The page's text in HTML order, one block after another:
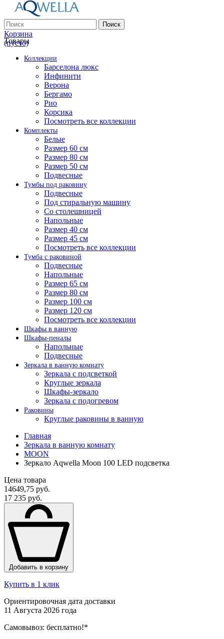
Поиск
Корзина
(пусто)
Товары
Коллекции
Барселона люкс
Инфинити
Верона
Бергамо
Рио
Корсика
Посмотреть все коллекции
Комплекты
Белые
Размер 60 см
Размер 80 см
Размер 50 см
Подвесные
Тумбы под раковину
Подвесные
Под стиральную машину
Со столешницей
Напольные
Размер 40 см
Размер 45 см
Посмотреть все коллекции
Тумба с раковиной
Подвесные
Напольные
Размер 65 см
Размер 80 см
Размер 100 см
Размер 120 см
Посмотреть все коллекции
Шкафы в ванную
Шкафы-пеналы
Напольные
Подвесные
Зеркала в ванную комнату
Зеркала с подсветкой
Круглые зеркала
Шкафы-зеркало
Зеркала с подогревом
Раковины
Круглые раковины в ванную
Главная
Зеркала в ванную комнату
MOON
Зеркало Aqwella Moon 100 LED подсветка
Цена товара
14649,75 руб.
17 235 руб.
Добавить в корзину
Купить в 1 клик
Ориентировочная дата доставки
11 Августа 2026 года
Самовывоз: бесплатно!*